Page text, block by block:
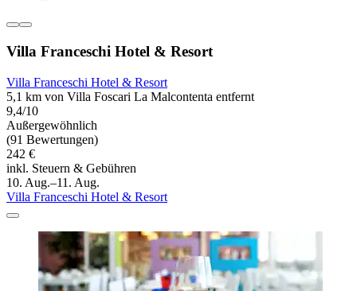
Villa Franceschi Hotel & Resort
Villa Franceschi Hotel & Resort
5,1 km von Villa Foscari La Malcontenta entfernt
9,4/10
Außergewöhnlich
(91 Bewertungen)
242 €
inkl. Steuern & Gebühren
10. Aug.–11. Aug.
Villa Franceschi Hotel & Resort